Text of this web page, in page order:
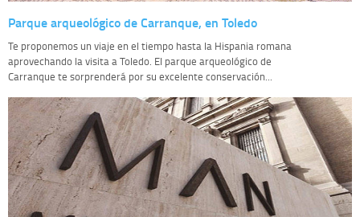
Parque arqueológico de Carranque, en Toledo
Te proponemos un viaje en el tiempo hasta la Hispania romana
aprovechando la visita a Toledo. El parque arqueológico de
Carranque te sorprenderá por su excelente conservación...